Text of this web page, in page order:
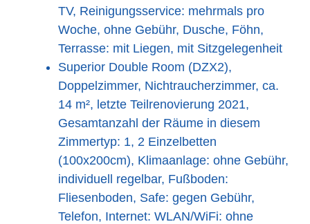
TV, Reinigungsservice: mehrmals pro
Woche, ohne Gebühr, Dusche, Föhn,
Terrasse: mit Liegen, mit Sitzgelegenheit
Superior Double Room (DZX2),
Doppelzimmer, Nichtraucherzimmer, ca.
14 m², letzte Teilrenovierung 2021,
Gesamtanzahl der Räume in diesem
Zimmertyp: 1, 2 Einzelbetten
(100x200cm), Klimaanlage: ohne Gebühr,
individuell regelbar, Fußboden:
Fliesenboden, Safe: gegen Gebühr,
Telefon, Internet: WLAN/WiFi: ohne